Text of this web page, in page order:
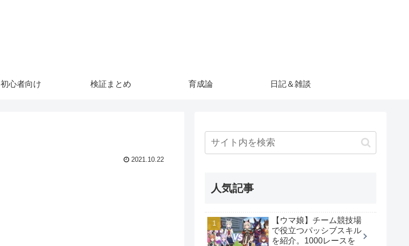
初心者向け 検証まとめ 育成論 日記＆雑談
2021.10.22
人気記事
【ウマ娘】チーム競技場
で役立つパッシブスキル
を紹介。1000レースを